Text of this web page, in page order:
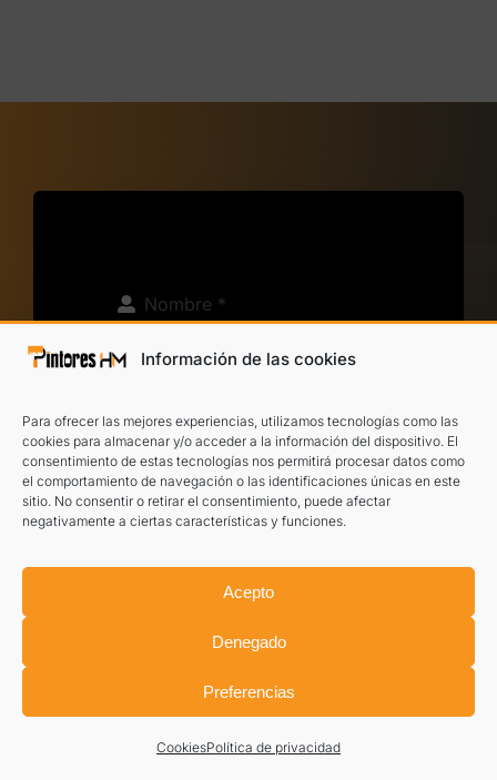
Información de las cookies
Para ofrecer las mejores experiencias, utilizamos tecnologías como las
cookies para almacenar y/o acceder a la información del dispositivo. El
consentimiento de estas tecnologías nos permitirá procesar datos como
el comportamiento de navegación o las identificaciones únicas en este
sitio. No consentir o retirar el consentimiento, puede afectar
negativamente a ciertas características y funciones.
Acepto
Denegado
Preferencias
CookiesPolítica de privacidad
He leído y acepto elaviso legaly lapolítica
de privacidad.